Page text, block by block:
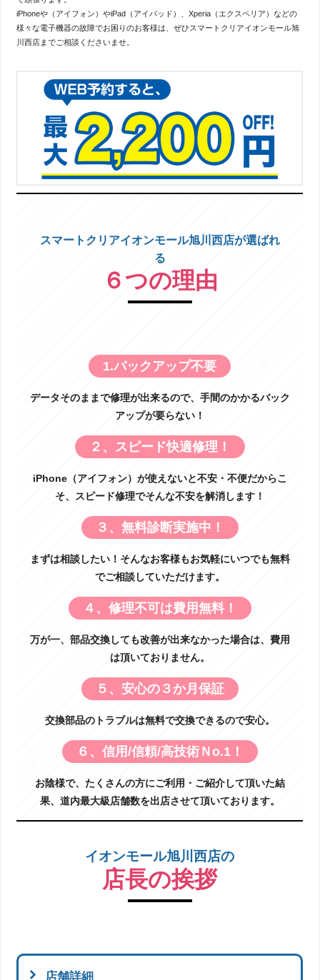
iPhoneや（アイフォン）やiPad（アイパッド）、Xperia（エクスペリア）などの
様々な電子機器の故障でお困りのお客様は、ぜひスマートクリアイオンモール旭
川西店までご相談くださいませ。
スマートクリアイオンモール旭川西店が選ばれ
る
６つの理由
1.バックアップ不要
データそのままで修理が出来るので、手間のかかるバック
アップが要らない！
２、スピード快適修理！
iPhone（アイフォン）が使えないと不安・不便だからこ
そ、スピード修理でそんな不安を解消します！
３、無料診断実施中！
まずは相談したい！そんなお客様もお気軽にいつでも無料
でご相談していただけます。
４、修理不可は費用無料！
万が一、部品交換しても改善が出来なかった場合は、費用
は頂いておりません。
５、安心の３か月保証
交換部品のトラブルは無料で交換できるので安心。
６、信用/信頼/高技術Ｎo.1！
お陰様で、たくさんの方にご利用・ご紹介して頂いた結
果、道内最大級店舗数を出店させて頂いております。
イオンモール旭川西店の
店長の挨拶
店舗詳細